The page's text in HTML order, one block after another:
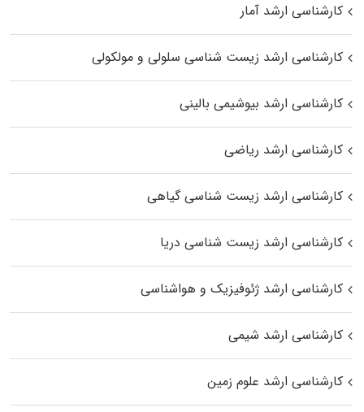
کارشناسی ارشد آمار
کارشناسی ارشد زیست شناسی سلولی و مولکولی
کارشناسی ارشد بیوشیمی بالینی
کارشناسی ارشد ریاضی
کارشناسی ارشد زیست‌ شناسی گیاهی
کارشناسی ارشد زیست‌ شناسی دریا
کارشناسی ارشد ژئوفیزیک و هواشناسی
کارشناسی ارشد شیمی
کارشناسی ارشد علوم زمین